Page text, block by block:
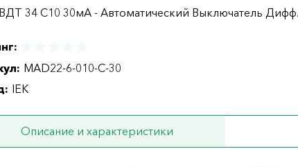
34 C10 30мА - Автоматический Выключатель Дифф.
MAD22-6-010-C-30
IEK
Описание и характеристики